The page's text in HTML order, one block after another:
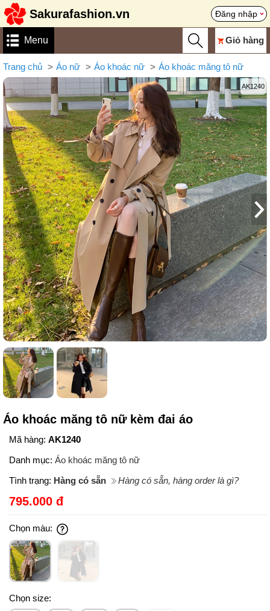
Sakurafashion.vn Đăng nhập
Menu Giỏ hàng
Trang chủ Áo nữ Áo khoác nữ Áo khoác măng tô nữ
AK1240
Áo khoác măng tô nữ kèm đai áo
Mã hàng: AK1240
Danh mục: Áo khoác măng tô nữ
Tình trạng: Hàng có sẵn Hàng có sẵn, hàng order là gì?
795.000 đ
Chọn màu:
Chọn size: